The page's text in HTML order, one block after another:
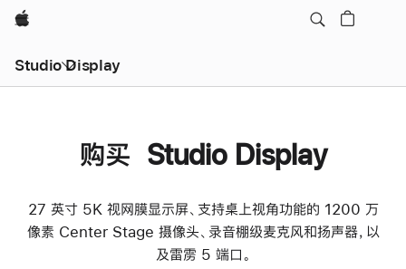
Apple
Studio Display
购买 Studio Display
27 英寸 5K 视网膜显示屏、支持桌上视角功能的 1200 万
像素 Center Stage 摄像头、录音棚级麦克风和扬声器，以
及雷雳 5 端口。